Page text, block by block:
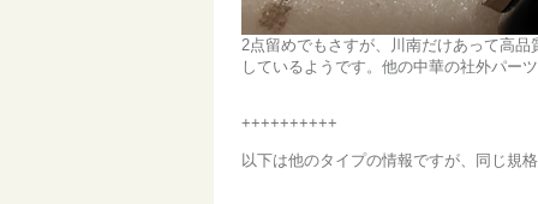
2点留めでもさすが、川南だけあって高
しているようです。他の中華の社外パー
++++++++++
以下は他のタイプの情報ですが、同じ規